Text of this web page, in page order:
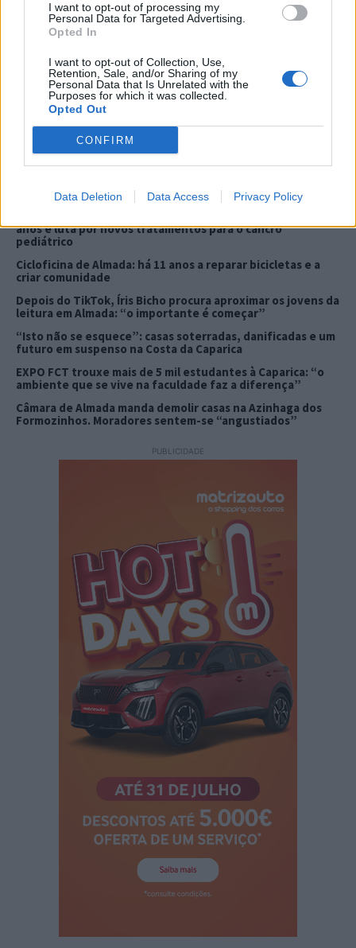
I want to opt-out of processing my
Personal Data for Targeted Advertising.
Opted In
I want to opt-out of Collection, Use,
Retention, Sale, and/or Sharing of my
Personal Data that Is Unrelated with the
Purposes for which it was collected.
Opted Out
CONFIRM
Data Deletion Data Access Privacy Policy
anos e luta por novos tratamentos para o cancro
pediátrico
Cicloficina de Almada: há 11 anos a reparar bicicletas e a
criar comunidade
Depois do TikTok, Íris Bicho procura aproximar os jovens da
leitura em Almada: “o importante é começar”
“Isto não se esquece”: casas soterradas, danificadas e um
futuro em suspenso na Costa da Caparica
EXPO FCT trouxe mais de 5 mil estudantes à Caparica: “o
ambiente que se vive na faculdade faz a diferença”
Câmara de Almada manda demolir casas na Azinhaga dos
Formozinhos. Moradores sentem-se “angustiados”
PUBLICIDADE